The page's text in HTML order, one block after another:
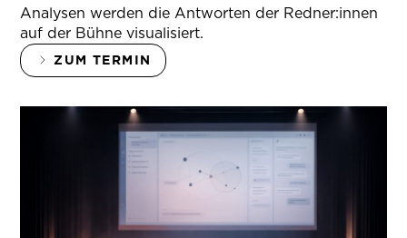
Analysen werden die Antworten der Redner:innen
auf der Bühne visualisiert.
ZUM TERMIN